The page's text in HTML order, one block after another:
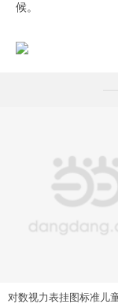
候。
对数视力表挂图标准儿